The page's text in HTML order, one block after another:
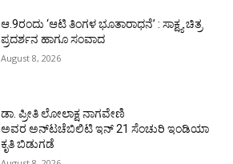
ಆ.9ರಂದು ‘ಆಟಿ ತಿಂಗಳ ಭೂತಾರಾಧನೆ’ : ಸಾಕ್ಷ್ಯ ಚಿತ್ರ
ಪ್ರದರ್ಶನ ಹಾಗೂ ಸಂವಾದ
August 8, 2026
ಡಾ. ಪ್ರೀತಿ ಲೋಲಾಕ್ಷ ನಾಗವೇಣಿ
ಅವರ ಅನ್‌ಟಚೆಬಿಲಿಟಿ ಇನ್ 21 ಸೆಂಚುರಿ ಇಂಡಿಯಾ
ಕೃತಿ ಬಿಡುಗಡೆ